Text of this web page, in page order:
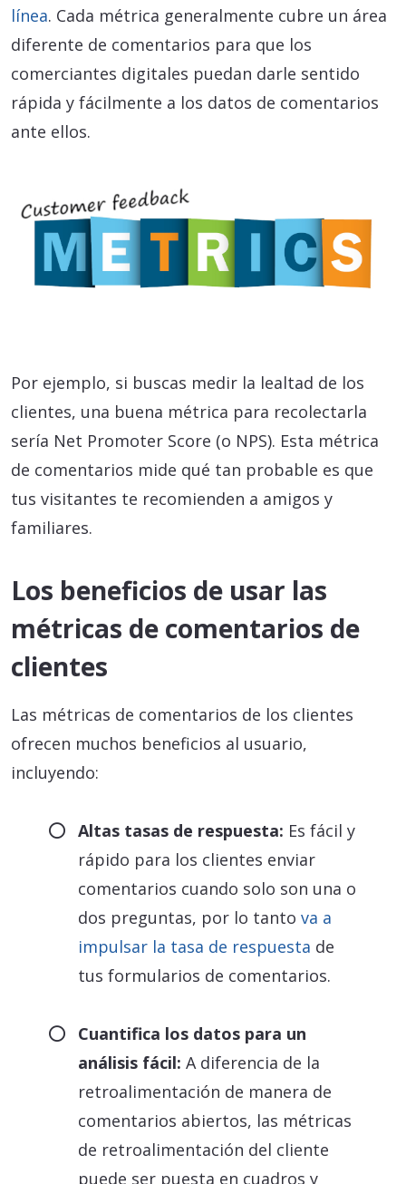
línea. Cada métrica generalmente cubre un área
diferente de comentarios para que los
comerciantes digitales puedan darle sentido
rápida y fácilmente a los datos de comentarios
ante ellos.
Por ejemplo, si buscas medir la lealtad de los
clientes, una buena métrica para recolectarla
sería Net Promoter Score (o NPS). Esta métrica
de comentarios mide qué tan probable es que
tus visitantes te recomienden a amigos y
familiares.
Los beneficios de usar las
métricas de comentarios de
clientes
Las métricas de comentarios de los clientes
ofrecen muchos beneficios al usuario,
incluyendo:
Altas tasas de respuesta: Es fácil y
rápido para los clientes enviar
comentarios cuando solo son una o
dos preguntas, por lo tantova a
impulsar la tasa de respuesta de
tus formularios de comentarios.
Cuantifica los datos para un
análisis fácil: A diferencia de la
retroalimentación de manera de
comentarios abiertos, las métricas
de retroalimentación del cliente
puede ser puesta en cuadros y